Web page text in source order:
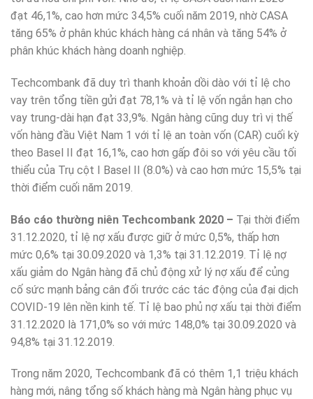
đạt 46,1%, cao hơn mức 34,5% cuối năm 2019, nhờ CASA
tăng 65% ở phân khúc khách hàng cá nhân và tăng 54% ở
phân khúc khách hàng doanh nghiệp.
Techcombank đã duy trì thanh khoản dồi dào với tỉ lệ cho
vay trên tổng tiền gửi đạt 78,1% và tỉ lệ vốn ngắn hạn cho
vay trung-dài hạn đạt 33,9%. Ngân hàng cũng duy trì vị thế
vốn hàng đầu Việt Nam 1 với tỉ lệ an toàn vốn (CAR) cuối kỳ
theo Basel II đạt 16,1%, cao hơn gấp đôi so với yêu cầu tối
thiểu của Trụ cột I Basel II (8.0%) và cao hơn mức 15,5% tại
thời điểm cuối năm 2019.
Báo cáo thường niên Techcombank 2020 – Tại thời điểm
31.12.2020, tỉ lệ nợ xấu được giữ ở mức 0,5%, thấp hơn
mức 0,6% tại 30.09.2020 và 1,3% tại 31.12.2019. Tỉ lệ nợ
xấu giảm do Ngân hàng đã chủ động xử lý nợ xấu để củng
cố sức mạnh bảng cân đối trước các tác động của đại dịch
COVID-19 lên nền kinh tế. Tỉ lệ bao phủ nợ xấu tại thời điểm
31.12.2020 là 171,0% so với mức 148,0% tại 30.09.2020 và
94,8% tại 31.12.2019.
Trong năm 2020, Techcombank đã có thêm 1,1 triệu khách
hàng mới, nâng tổng số khách hàng mà Ngân hàng phục vụ